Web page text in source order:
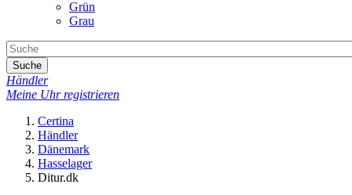
Grün
Grau
Suche
Händler
Meine Uhr registrieren
Certina
Händler
Dänemark
Hasselager
Ditur.dk